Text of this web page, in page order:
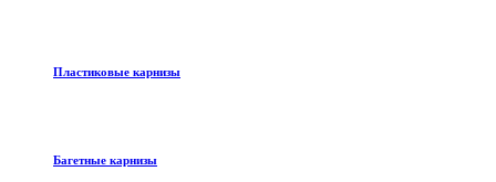
Пластиковые карнизы
Багетные карнизы